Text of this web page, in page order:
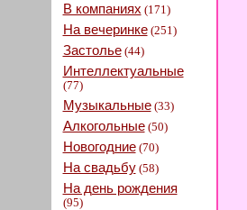
В компаниях (171)
На вечеринке(251)
Застолье(44)
Интеллектуальные
(77)
Музыкальные(33)
Алкогольные(50)
Новогодние(70)
На свадьбу(58)
На день рождения
(95)